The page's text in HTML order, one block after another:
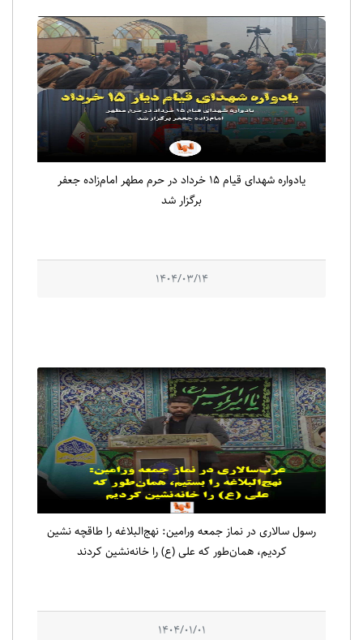
یادواره شهدای قیام ۱۵ خرداد در حرم مطهر امام‌زاده جعفر
برگزار شد
1404/03/14
رسول سالاری در نماز جمعه ورامین: نهج‌البلاغه را طاقچه نشین
کردیم، همان‌طور که علی (ع) را خانه‌نشین کردند
1404/01/01